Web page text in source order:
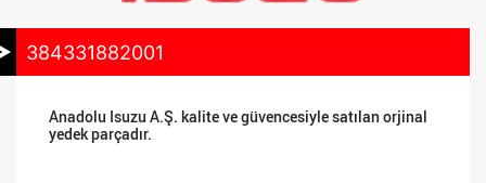
384331882001
Anadolu Isuzu A.Ş. kalite ve güvencesiyle satılan orjinal
yedek parçadır.